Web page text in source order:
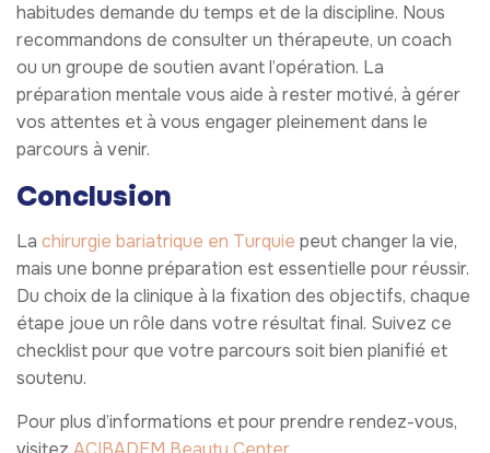
habitudes demande du temps et de la discipline. Nous
recommandons de consulter un thérapeute, un coach
ou un groupe de soutien avant l’opération. La
préparation mentale vous aide à rester motivé, à gérer
vos attentes et à vous engager pleinement dans le
parcours à venir.
Conclusion
La chirurgie bariatrique en Turquie peut changer la vie,
mais une bonne préparation est essentielle pour réussir.
Du choix de la clinique à la fixation des objectifs, chaque
étape joue un rôle dans votre résultat final. Suivez ce
checklist pour que votre parcours soit bien planifié et
soutenu.
Pour plus d’informations et pour prendre rendez-vous,